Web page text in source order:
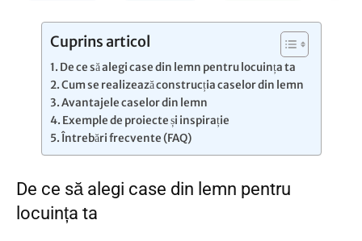
Cuprins articol
De ce să alegi case din lemn pentru locuința ta
Cum se realizează construcția caselor din lemn
Avantajele caselor din lemn
Exemple de proiecte și inspirație
Întrebări frecvente (FAQ)
De ce să alegi case din lemn pentru
locuința ta